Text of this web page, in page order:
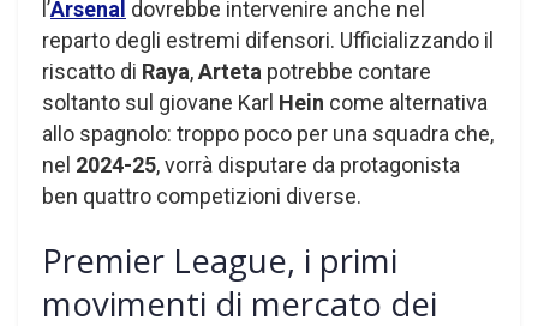
l’Arsenal dovrebbe intervenire anche nel
reparto degli estremi difensori. Ufficializzando il
riscatto di Raya,Arteta potrebbe contare
soltanto sul giovane Karl Hein come alternativa
allo spagnolo: troppo poco per una squadra che,
nel 2024-25, vorrà disputare da protagonista
ben quattro competizioni diverse.
Premier League, i primi
movimenti di mercato dei